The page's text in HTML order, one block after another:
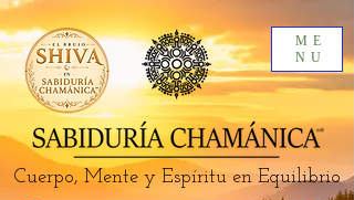
ME
NU
Cuerpo, Mente y Espíritu en Equilibrio